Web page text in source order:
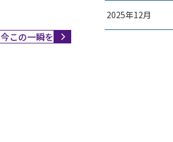
この一瞬を
2025年12月